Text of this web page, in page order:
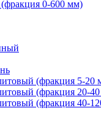
0-600 мм)
(фракция 5-20
(фракция 20-
(фракция 40-